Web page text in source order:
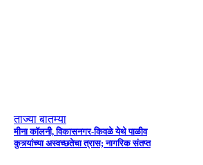
ताज्या बातम्या
मीना कॉलनी, विकासनगर-किवळे येथे पाळीव
कुत्र्यांच्या अस्वच्छतेचा त्रास; नागरिक संतप्त